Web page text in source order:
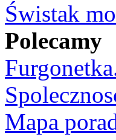
Świstak
Polecamy
Mapa